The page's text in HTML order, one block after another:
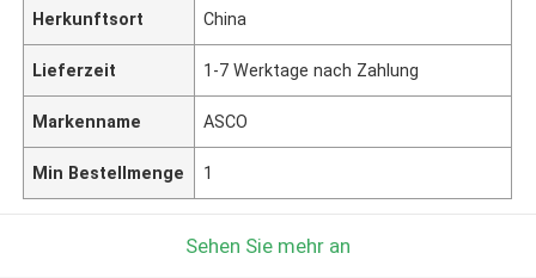
Herkunftsort China
Lieferzeit 1-7 Werktage nach Zahlung
Markenname ASCO
Min Bestellmenge 1
Sehen Sie mehr an